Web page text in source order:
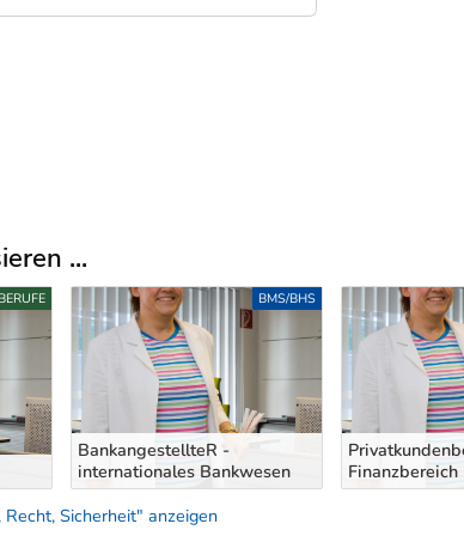
...
BankangestellteR -
internationales Bankwesen
BMS/BHS
Finanzbereich
Sicherheit" anzeigen